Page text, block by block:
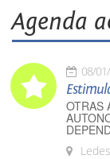
Agenda
08/
OTRAS